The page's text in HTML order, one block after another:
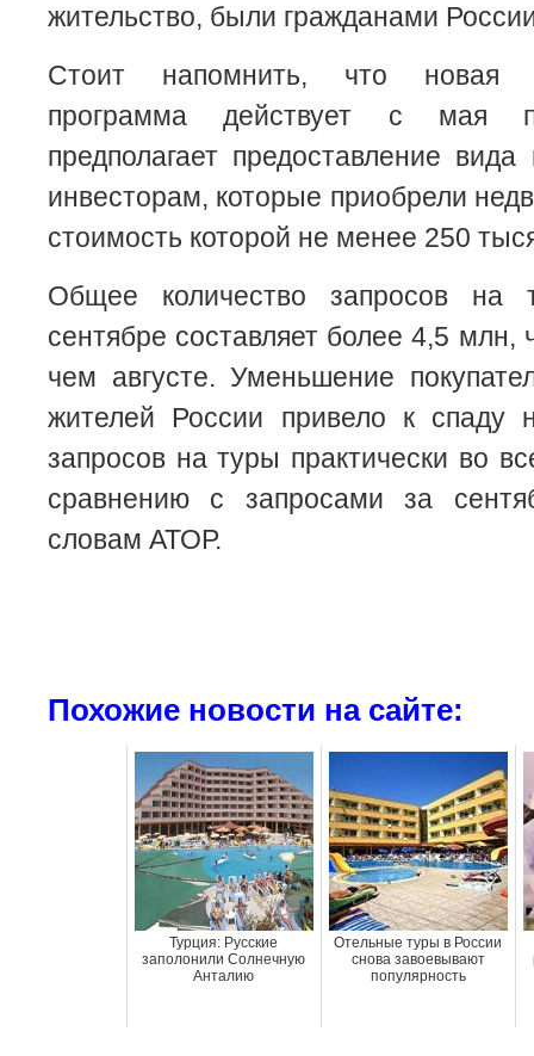
жительство, были гражданами
Стоит напомнить, что новая
программа действует с мая
предполагает предоставление
инвесторам, которые приобрели
стоимость которой не менее 250
Общее количество запросов
сентябре составляет более 4,5
чем августе. Уменьшение
жителей России привело к спаду
запросов на туры практически во
сравнению с запросами за
словам АТОР.
Похожие новости на сайте:
Турция: Русские
заполонили Солнечную
Анталию
Отельные туры в России
снова завоевывают
популярность